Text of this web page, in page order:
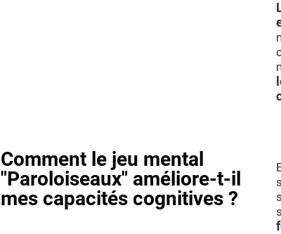
Comment le jeu mental
"Paroloiseaux" améliore-t-il
mes capacités cognitives ?